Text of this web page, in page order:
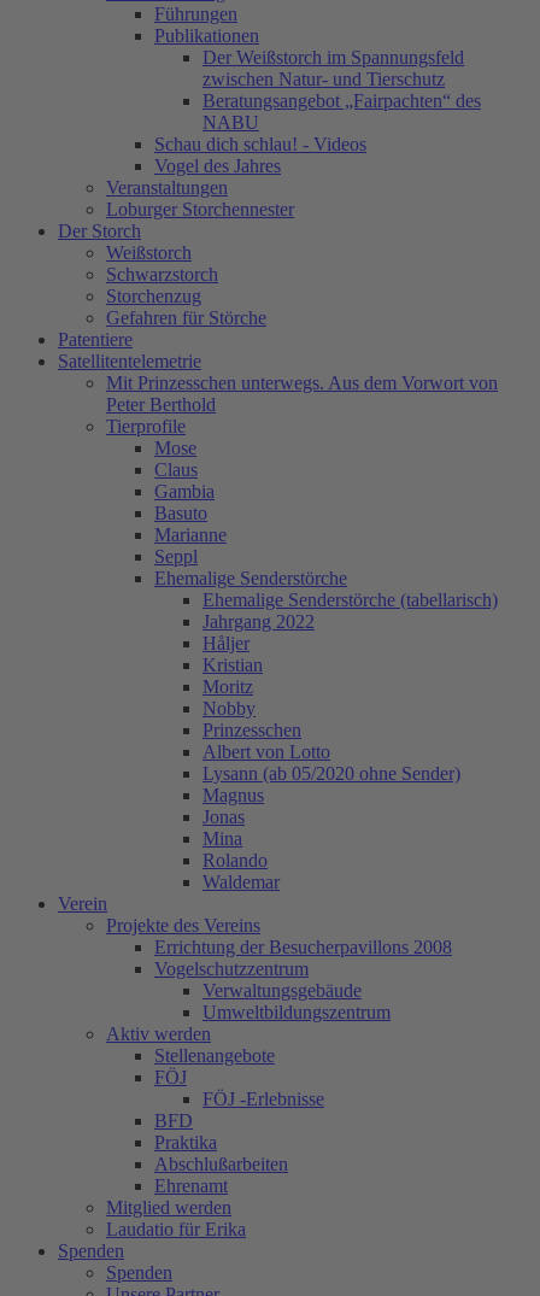
Führungen
Publikationen
Der Weißstorch im Spannungsfeld
zwischen Natur- und Tierschutz
Beratungsangebot „Fairpachten“ des
NABU
Schau dich schlau! - Videos
Vogel des Jahres
Veranstaltungen
Loburger Storchennester
Der Storch
Weißstorch
Schwarzstorch
Storchenzug
Gefahren für Störche
Patentiere
Satellitentelemetrie
Mit Prinzesschen unterwegs. Aus dem Vorwort von
Peter Berthold
Tierprofile
Mose
Claus
Gambia
Basuto
Marianne
Seppl
Ehemalige Senderstörche
Ehemalige Senderstörche (tabellarisch)
Jahrgang 2022
Håljer
Kristian
Moritz
Nobby
Prinzesschen
Albert von Lotto
Lysann (ab 05/2020 ohne Sender)
Magnus
Jonas
Mina
Rolando
Waldemar
Verein
Projekte des Vereins
Errichtung der Besucherpavillons 2008
Vogelschutzzentrum
Verwaltungsgebäude
Umweltbildungszentrum
Aktiv werden
Stellenangebote
FÖJ
FÖJ -Erlebnisse
BFD
Praktika
Abschlußarbeiten
Ehrenamt
Mitglied werden
Laudatio für Erika
Spenden
Spenden